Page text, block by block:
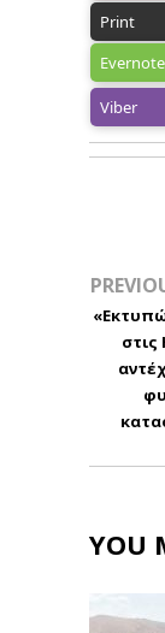
Print
Evernote
Viber
YOU